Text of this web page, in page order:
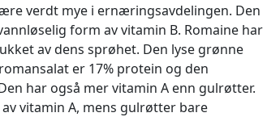
verdt mye i ernæringsavdelingen. Den
form av vitamin B. Romaine har
av dens sprøhet. Den lyse grønne
er 17% protein og den
har også mer vitamin A enn gulrøtter.
vitamin A, mens gulrøtter bare